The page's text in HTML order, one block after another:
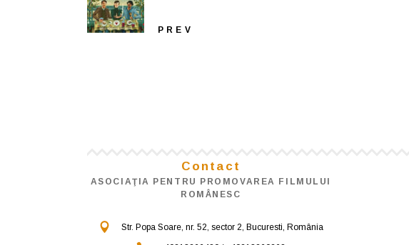
PREV
Contact
ASOCIAŢIA PENTRU PROMOVAREA FILMULUI
ROMÂNESC
Str. Popa Soare, nr. 52, sector 2, Bucuresti, România